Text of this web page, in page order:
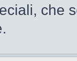
che